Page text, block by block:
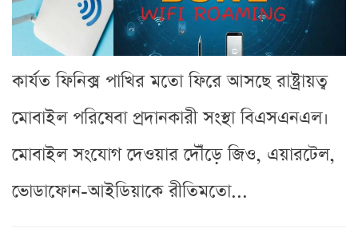
কার্যত ফিনিক্স পাখির মতো ফিরে আসছে রাষ্ট্রায়ত্ব
মোবাইল পরিষেবা প্রদানকারী সংস্থা বিএসএনএল।
মোবাইল সংযোগ দেওয়ার দৌঁড়ে জিও, এয়ারটেল,
ভোডাফোন-আইডিয়াকে রীতিমতো...